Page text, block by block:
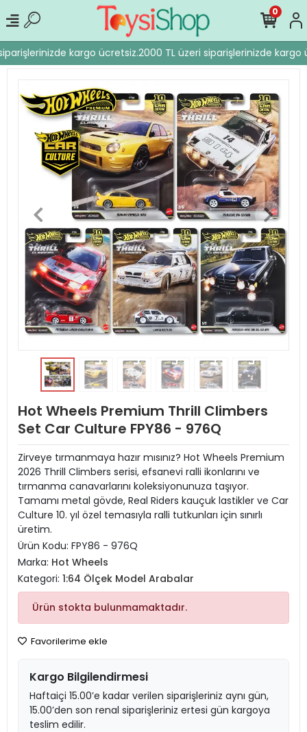
kargo ücretsiz.2000 TL üzeri siparişlerinizde kargo
0
Hot Wheels Premium Thrill Climbers
Set Car Culture FPY86 - 976Q
Zirveye tırmanmaya hazır mısınız? Hot Wheels Premium
2026 Thrill Climbers serisi, efsanevi ralli ikonlarını ve
tırmanma canavarlarını koleksiyonunuza taşıyor.
Tamamı metal gövde, Real Riders kauçuk lastikler ve Car
Culture 10. yıl özel temasıyla ralli tutkunları için sınırlı
üretim.
Ürün Kodu: FPY86 - 976Q
Marka: Hot Wheels
Kategori: 1:64 Ölçek Model Arabalar
Ürün stokta bulunmamaktadır.
Favorilerime ekle
Kargo Bilgilendirmesi
Haftaiçi 15.00’e kadar verilen siparişleriniz aynı gün,
15.00’den son renal siparişleriniz ertesi gün kargoya
teslim edilir.